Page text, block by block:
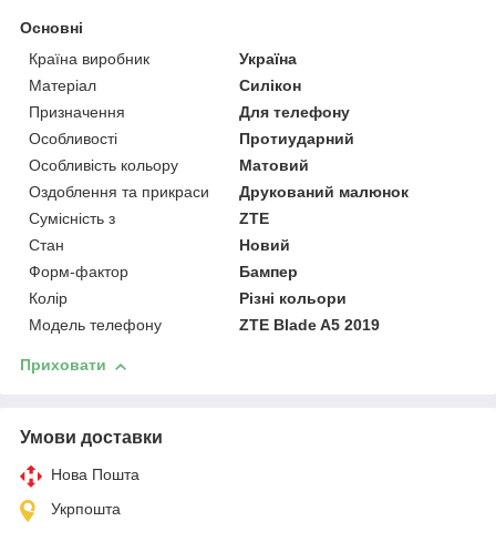
Основні
Країна виробник
Україна
Матеріал
Силікон
Призначення
Для телефону
Особливості
Протиударний
Особливість кольору
Матовий
Оздоблення та прикраси
Друкований малюнок
Сумісність з
ZTE
Стан
Новий
Форм-фактор
Бампер
Колір
Різні кольори
Модель телефону
ZTE Blade A5 2019
Приховати
Умови доставки
Нова Пошта
Укрпошта